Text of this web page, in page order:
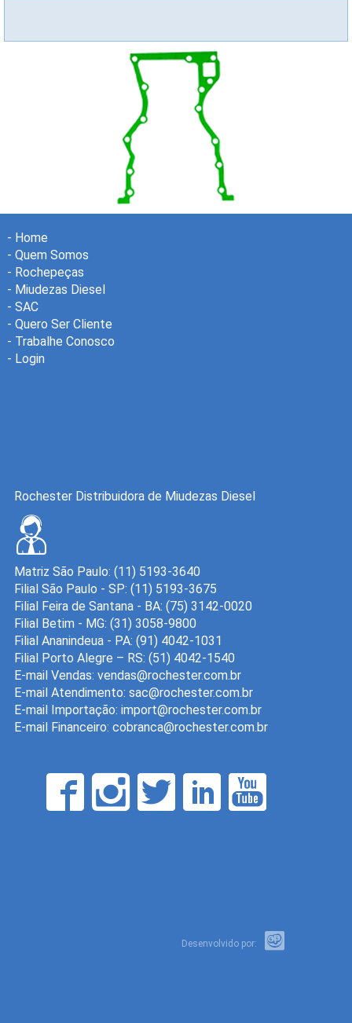
- Home
- Quem Somos
- Rochepeças
- Miudezas Diesel
- SAC
- Quero Ser Cliente
- Trabalhe Conosco
- Login
Rochester Distribuidora de Miudezas Diesel
Matriz São Paulo: (11) 5193-3640
Filial São Paulo - SP: (11) 5193-3675
Filial Feira de Santana - BA: (75) 3142-0020
Filial Betim - MG: (31) 3058-9800
Filial Ananindeua - PA: (91) 4042-1031
Filial Porto Alegre – RS: (51) 4042-1540
E-mail Vendas:
E-mail Atendimento:
E-mail Importação:
E-mail Financeiro:
Desenvolvido por: